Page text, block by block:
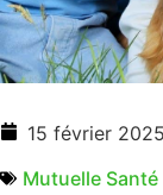
15 février 2025
Mutuelle